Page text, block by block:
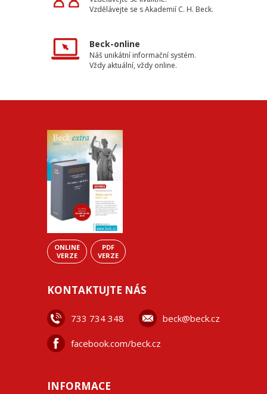
Vzdělávejte se s Akademií C. H. Beck.
Beck-online
Náš unikátní informační systém.
Vždy aktuální, vždy online.
ONLINE
VERZE
PDF
VERZE
KONTAKTUJTE NÁS
733 734 348 beck@beck.cz
facebook.com/beck.cz
INFORMACE